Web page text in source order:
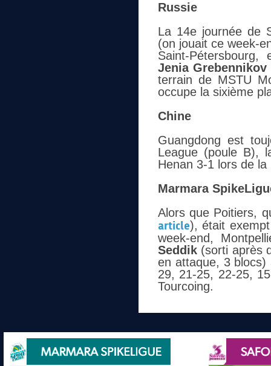
Russie
La 14e journée de
(on jouait ce week-
Saint-
Jenia Grebennikov
terrain de MSTU
occupe la sixième
Chine
Guangdong est
League (poule B),
Henan 3-1 lors de
Marmara
Alors que Poitiers,
article), était
week-end,
Seddik (sorti après
en attaque, 3 blocs)
29, 21-25, 22-25,
Tourcoing.